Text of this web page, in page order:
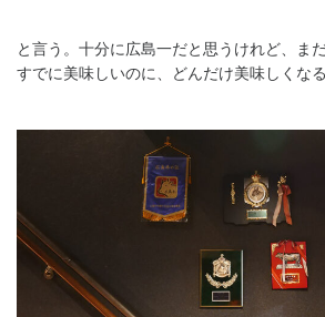
と言う。十分に広島一だと思うけれど、ま
すでに美味しいのに、どんだけ美味しくな